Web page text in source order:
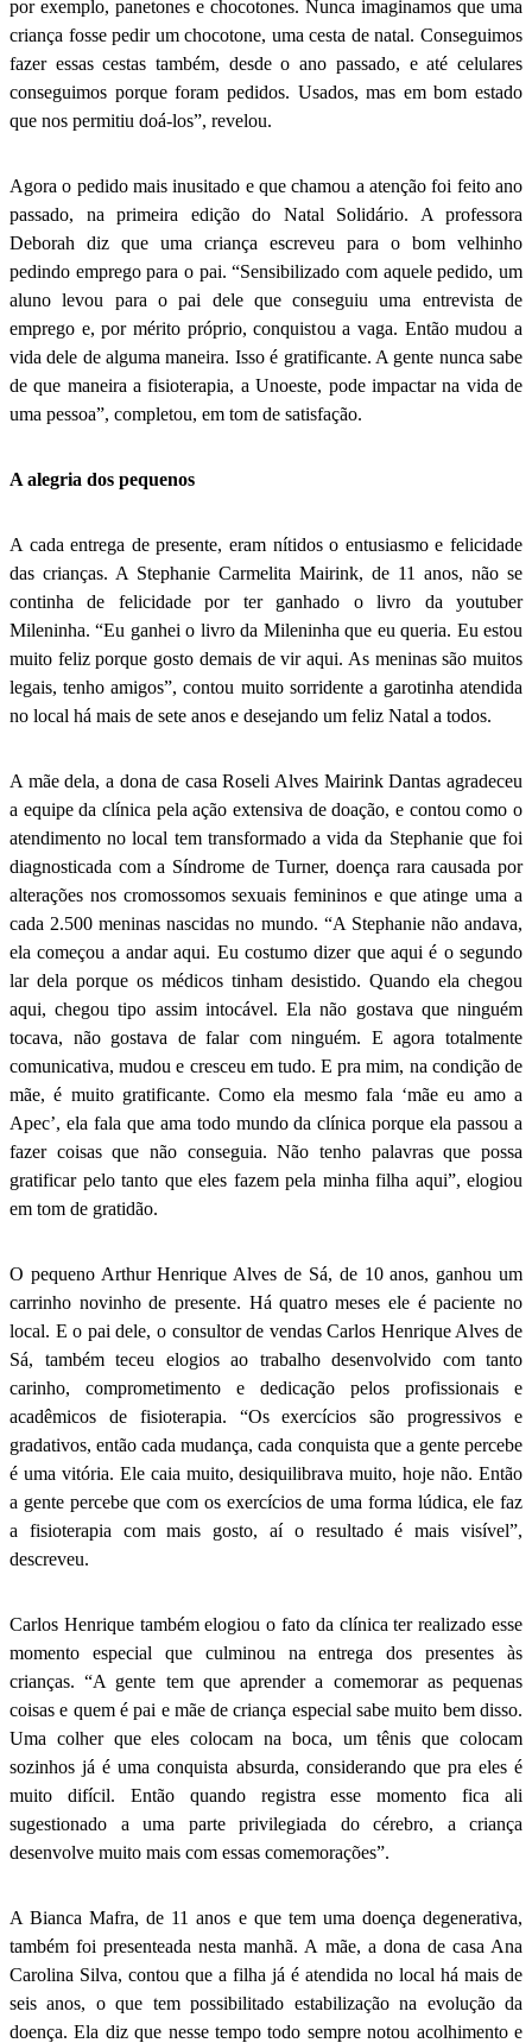
por exemplo, panetones e chocotones. Nunca imaginamos que uma
criança fosse pedir um chocotone, uma cesta de natal. Conseguimos
fazer essas cestas também, desde o ano passado, e até celulares
conseguimos porque foram pedidos. Usados, mas em bom estado
que nos permitiu doá-los”, revelou.
Agora o pedido mais inusitado e que chamou a atenção foi feito ano
passado, na primeira edição do Natal Solidário. A professora
Deborah diz que uma criança escreveu para o bom velhinho
pedindo emprego para o pai. “Sensibilizado com aquele pedido, um
aluno levou para o pai dele que conseguiu uma entrevista de
emprego e, por mérito próprio, conquistou a vaga. Então mudou a
vida dele de alguma maneira. Isso é gratificante. A gente nunca sabe
de que maneira a fisioterapia, a Unoeste, pode impactar na vida de
uma pessoa”, completou, em tom de satisfação.
A alegria dos pequenos
A cada entrega de presente, eram nítidos o entusiasmo e felicidade
das crianças. A Stephanie Carmelita Mairink, de 11 anos, não se
continha de felicidade por ter ganhado o livro da youtuber
Mileninha. “Eu ganhei o livro da Mileninha que eu queria. Eu estou
muito feliz porque gosto demais de vir aqui. As meninas são muitos
legais, tenho amigos”, contou muito sorridente a garotinha atendida
no local há mais de sete anos e desejando um feliz Natal a todos.
A mãe dela, a dona de casa Roseli Alves Mairink Dantas agradeceu
a equipe da clínica pela ação extensiva de doação, e contou como o
atendimento no local tem transformado a vida da Stephanie que foi
diagnosticada com a Síndrome de Turner, doença rara causada por
alterações nos cromossomos sexuais femininos e que atinge uma a
cada 2.500 meninas nascidas no mundo. “A Stephanie não andava,
ela começou a andar aqui. Eu costumo dizer que aqui é o segundo
lar dela porque os médicos tinham desistido. Quando ela chegou
aqui, chegou tipo assim intocável. Ela não gostava que ninguém
tocava, não gostava de falar com ninguém. E agora totalmente
comunicativa, mudou e cresceu em tudo. E pra mim, na condição de
mãe, é muito gratificante. Como ela mesmo fala ‘mãe eu amo a
Apec’, ela fala que ama todo mundo da clínica porque ela passou a
fazer coisas que não conseguia. Não tenho palavras que possa
gratificar pelo tanto que eles fazem pela minha filha aqui”, elogiou
em tom de gratidão.
O pequeno Arthur Henrique Alves de Sá, de 10 anos, ganhou um
carrinho novinho de presente. Há quatro meses ele é paciente no
local. E o pai dele, o consultor de vendas Carlos Henrique Alves de
Sá, também teceu elogios ao trabalho desenvolvido com tanto
carinho, comprometimento e dedicação pelos profissionais e
acadêmicos de fisioterapia. “Os exercícios são progressivos e
gradativos, então cada mudança, cada conquista que a gente percebe
é uma vitória. Ele caia muito, desiquilibrava muito, hoje não. Então
a gente percebe que com os exercícios de uma forma lúdica, ele faz
a fisioterapia com mais gosto, aí o resultado é mais visível”,
descreveu.
Carlos Henrique também elogiou o fato da clínica ter realizado esse
momento especial que culminou na entrega dos presentes às
crianças. “A gente tem que aprender a comemorar as pequenas
coisas e quem é pai e mãe de criança especial sabe muito bem disso.
Uma colher que eles colocam na boca, um tênis que colocam
sozinhos já é uma conquista absurda, considerando que pra eles é
muito difícil. Então quando registra esse momento fica ali
sugestionado a uma parte privilegiada do cérebro, a criança
desenvolve muito mais com essas comemorações”.
A Bianca Mafra, de 11 anos e que tem uma doença degenerativa,
também foi presenteada nesta manhã. A mãe, a dona de casa Ana
Carolina Silva, contou que a filha já é atendida no local há mais de
seis anos, o que tem possibilitado estabilização na evolução da
doença. Ela diz que nesse tempo todo sempre notou acolhimento e